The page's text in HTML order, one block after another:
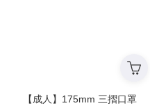
【成人】175mm 三摺口罩